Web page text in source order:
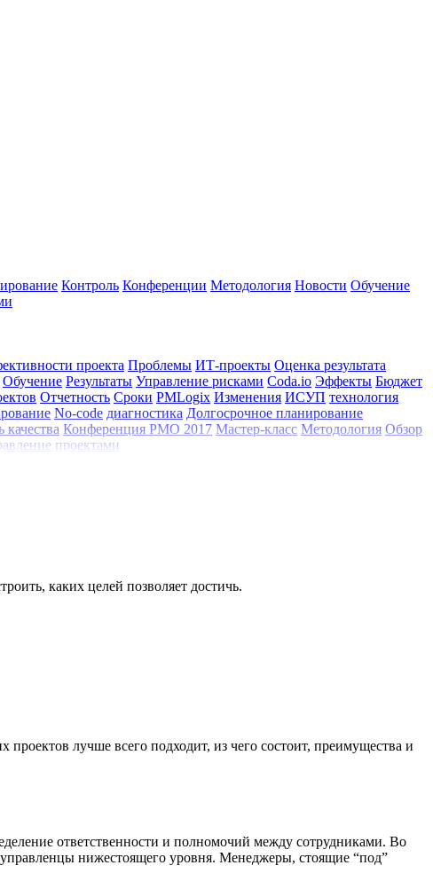
Контроль Конференции Методология Новости Обучение
проекта Проблемы ИТ-проекты Оценка результата
Обучение Результаты Управление рисками Coda.io Эффекты Бюджет
Отчетность Сроки PMLogix Изменения ИСУП технология
No-code диагностика Долгосрочное планирование
качества Конференция РМО 2017 Мастер-класс Методология Обзор
проектами
каких целей позволяет достичь.
лучше всего подходит, из чего состоит, преимущества и
ответственности и полномочий между сотрудниками. Во
нижестоящего уровня. Менеджеры, стоящие “под”